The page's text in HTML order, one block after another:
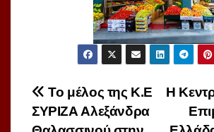
Πλοήγηση
άρθρων
H
Το μέλος της Κ.Ε
ΣΥΡΙΖΑ Αλεξάνδρα